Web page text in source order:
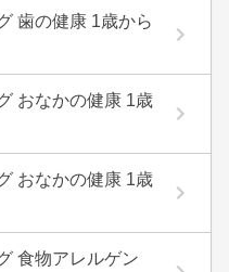
歯の健康 1歳から
おなかの健康 1歳
おなかの健康 1歳
食物アレルゲン